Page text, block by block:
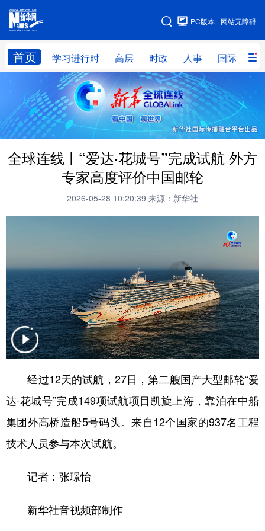
网站无障碍
PC版本
首页 学习进行时 高层 时政 人事 国际 财
网站地图
学习进行时 高层 时政 人事
国际 财经 网评 港澳
台湾 思客智库 全球连线 教育
科技 科创 量子 体育
访谈 视频 图片 政务
汽车
人居 信息化
学术中国 乡村振兴 银龄 溯源中国
城市 旅游 能源 会展
彩票 娱乐 时尚 悦读
公益 一带一路 亚太网 上市公司
文化产业
辽宁
浙江 安徽
全球连线丨“爱达·花城号”完成试航 外方
专家高度评价中国邮轮
2026-05-28 10:20:39 来源：新华社
经过12天的试航，27日，第二艘国产大型邮轮“爱
达·花城号”完成149项试航项目凯旋上海，靠泊在中船
集团外高桥造船5号码头。来自12个国家的937名工程
技术人员参与本次试航。
记者：张璟怡
新华社音视频部制作